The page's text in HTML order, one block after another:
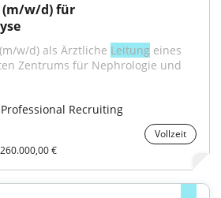
(m/w/d) für
w/d) als Ärztliche Leitung eines
Zentrums für Nephrologie und
Recruiting
Vollzeit
€